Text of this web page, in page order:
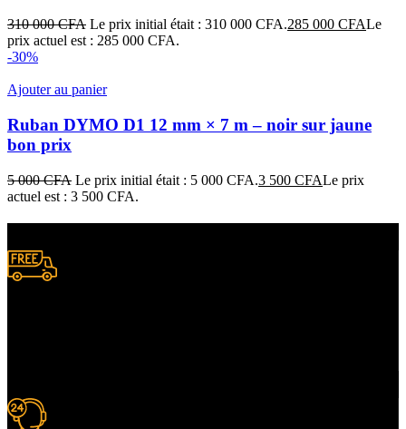
310 000CFA Le prix initial était : 310 000 CFA.285 000 CFALe
prix actuel est : 285 000 CFA.
-30%
Ajouter au panier
Ruban DYMO D1 12 mm × 7 m – noir sur jaune
bon prix
5 000CFA Le prix initial était : 5 000 CFA.3 500 CFALe prix
actuel est : 3 500 CFA.